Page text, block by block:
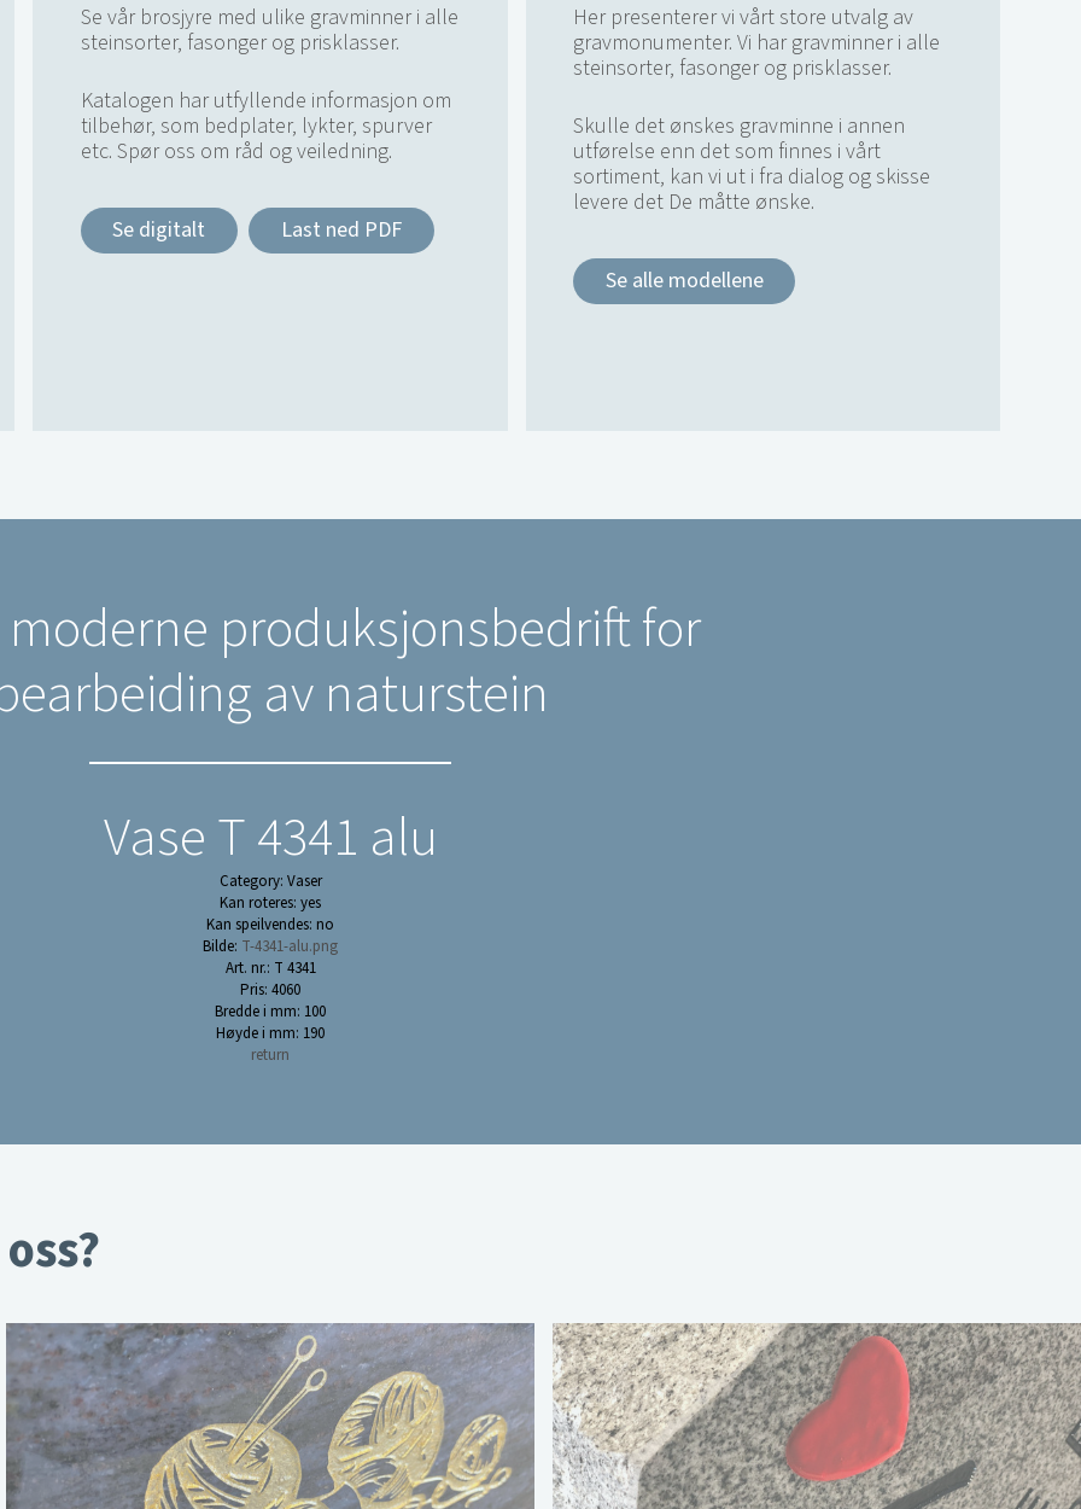
Se vår brosjyre med ulike gravminner i alle
steinsorter, fasonger og prisklasser.
Katalogen har utfyllende informasjon om
tilbehør, som bedplater, lykter, spurver
etc. Spør oss om råd og veiledning.
Se digitalt Last ned PDF
Her presenterer vi vårt store utvalg av
gravmonumenter. Vi har gravminner i alle
steinsorter, fasonger og prisklasser.
Skulle det ønskes gravminne i annen
utførelse enn det som finnes i vårt
sortiment, kan vi ut i fra dialog og skisse
levere det De måtte ønske.
Se alle modellene
moderne produksjonsbedrift for
av naturstein
Vase T 4341 alu
Category: Vaser
Kan roteres: yes
Kan speilvendes: no
Bilde: T-4341-alu.png
Art. nr.: T 4341
Pris: 4060
Bredde i mm: 100
Høyde i mm: 190
return